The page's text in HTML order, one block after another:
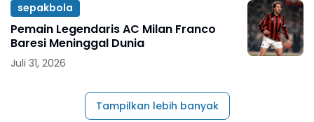
sepakbola
Pemain Legendaris AC Milan Franco
Baresi Meninggal Dunia
Juli 31, 2026
Tampilkan lebih banyak